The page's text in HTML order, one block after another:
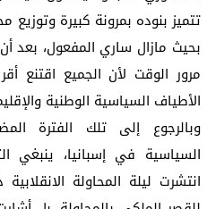
تتميز بنوده بمرونة كبيرة
بحيث مازال ساري المفعول، بعد
مرور الوقت لأن الجميع اقتنع
الأطياف السياسية الوطنية
وبالرجوع إلى تلك الفترة
السياسية في إسبانيا، ينبغي
انتشرت ليلة المحاولة